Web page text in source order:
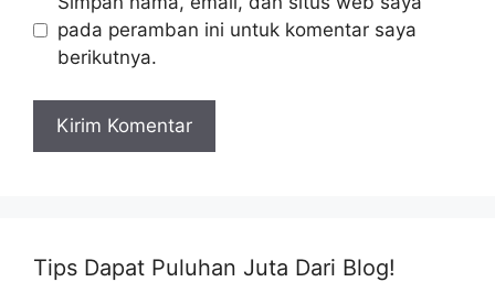
pada peramban ini untuk komentar saya
berikutnya.
Tips Dapat Puluhan Juta Dari Blog!